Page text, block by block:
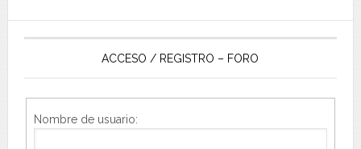
ACCESO / REGISTRO – FORO
Nombre de usuario: